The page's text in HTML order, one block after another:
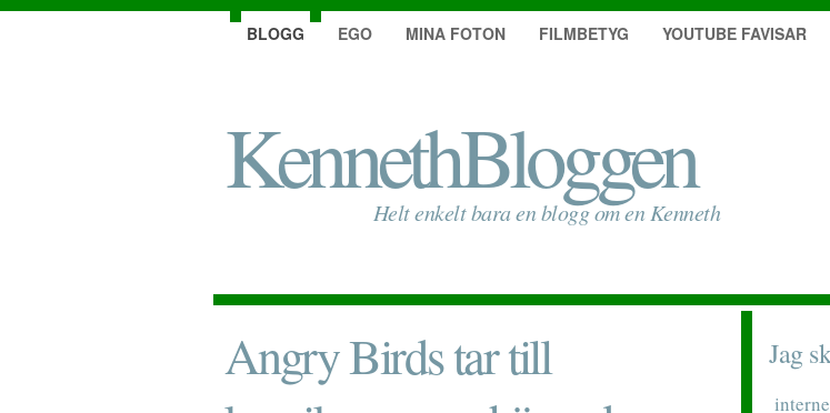
KennethBloggen
Helt enkelt bara en blogg om en Kenneth
BLOGG EGO MINA FOTON FILMBETYG YOUTUBE FAVISAR
Angry Birds tar till
Jag